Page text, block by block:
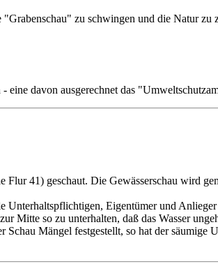
zu schwingen und die Natur
davon ausgerechnet das
Flur 41) geschaut. Die Gewässerschau wird
Eigentümer und
Mitte so zu unterhalten, daß das Wasser
Mängel festgestellt, so hat der säumige